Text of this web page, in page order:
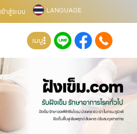
เข้าสู่ระบบ LANGUAGE
เมนู